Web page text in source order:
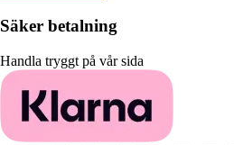
Säker betalning
Handla tryggt på vår sida